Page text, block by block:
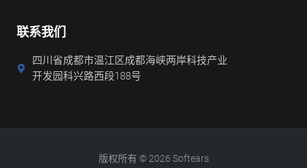
联系我们
四川省成都市温江区成都海峡两岸科技产业
开发园科兴路西段188号
版权所有 © 2026 Softears